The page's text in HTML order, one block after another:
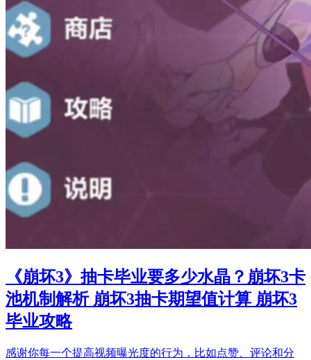
《崩坏3》抽卡毕业要多少水晶？崩坏3卡
池机制解析 崩坏3抽卡期望值计算 崩坏3
毕业攻略
感谢你每一个提高视频曝光度的行为，比如点赞、评论和分